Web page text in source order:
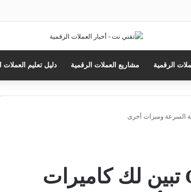
الرقمية مشاريع العملات الرقمية دليل تعليم العملات
خرائط Google Maps تبين لك كاميرات